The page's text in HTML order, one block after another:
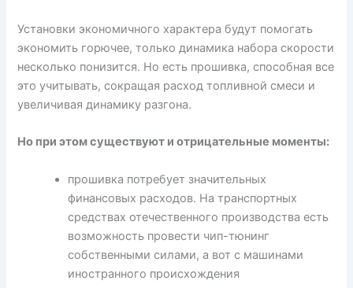
Установки экономичного характера будут помогать
экономить горючее, только динамика набора скорости
несколько понизится. Но есть прошивка, способная все
это учитывать, сокращая расход топливной смеси и
увеличивая динамику разгона.
Но при этом существуют и отрицательные моменты:
прошивка потребует значительных
финансовых расходов. На транспортных
средствах отечественного производства есть
возможность провести чип-тюнинг
собственными силами, а вот с машинами
иностранного происхождения